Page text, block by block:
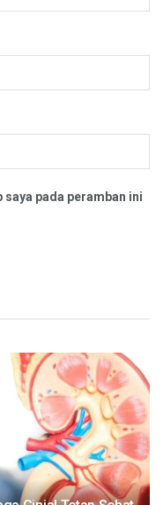
pada peramban ini